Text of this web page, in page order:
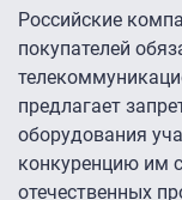
Российские
покупателей
предлагает
оборудования
конкуренцию им
отечественных